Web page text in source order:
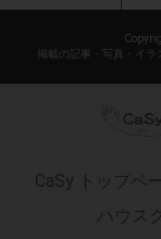
掲載の記事・写真・イラ
CaSy トップペ
ハウス